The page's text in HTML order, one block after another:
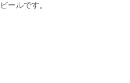
ールです。